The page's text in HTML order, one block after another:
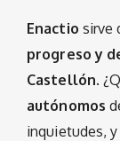
Enactio sirve
progreso y
Castellón.
autónomos
inquietudes,